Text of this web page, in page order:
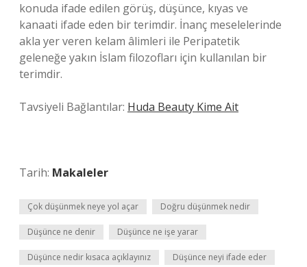
konuda ifade edilen görüş, düşünce, kıyas ve
kanaati ifade eden bir terimdir. İnanç meselelerinde
akla yer veren kelam âlimleri ile Peripatetik
geleneğe yakın İslam filozofları için kullanılan bir
terimdir.
Tavsiyeli Bağlantılar: Huda Beauty Kime Ait
Tarih: Makaleler
Çok düşünmek neye yol açar Doğru düşünmek nedir
Düşünce ne denir Düşünce ne işe yarar
Düşünce nedir kısaca açıklayınız Düşünce neyi ifade eder